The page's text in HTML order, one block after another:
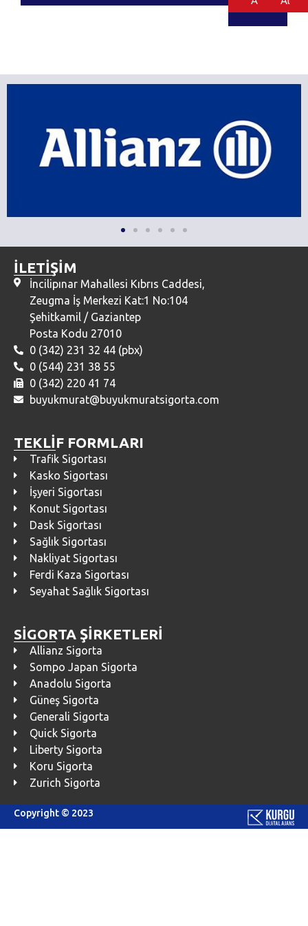
İLETİŞİM
İncilipınar Mahallesi Kıbrıs Caddesi,
Zeugma İş Merkezi Kat:1 No:104
Şehitkamil / Gaziantep
Posta Kodu 27010
0 (342) 231 32 44 (pbx)
0 (544) 231 38 55
0 (342) 220 41 74
buyukmurat@buyukmuratsigorta.com
TEKLİF FORMLARI
Trafik Sigortası
Kasko Sigortası
İşyeri Sigortası
Konut Sigortası
Dask Sigortası
Sağlık Sigortası
Nakliyat Sigortası
Ferdi Kaza Sigortası
Seyahat Sağlık Sigortası
SİGORTA ŞİRKETLERİ
Allianz Sigorta
Sompo Japan Sigorta
Anadolu Sigorta
Güneş Sigorta
Generali Sigorta
Quick Sigorta
Liberty Sigorta
Koru Sigorta
Zurich Sigorta
Copyright © 2023